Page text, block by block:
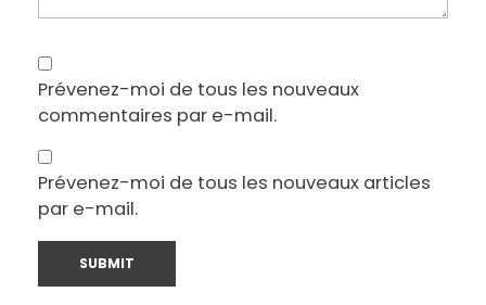
Prévenez-moi de tous les nouveaux
commentaires par e-mail.
Prévenez-moi de tous les nouveaux articles
par e-mail.